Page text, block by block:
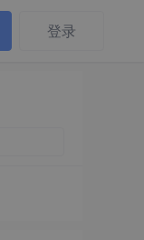
登录